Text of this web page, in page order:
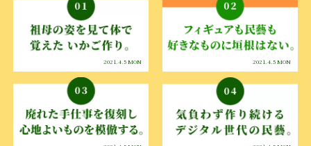
2021.4.5 MON 2021.4.5 MON